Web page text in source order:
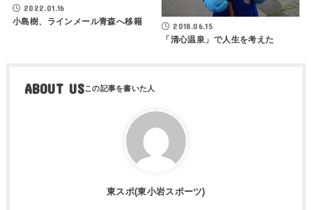
2022.01.16
小島樹、ラインメール青森へ移籍 2018.06.15
「清心温泉」で人生を考えた
ABOUT US
東スポ(東小岩スポーツ)